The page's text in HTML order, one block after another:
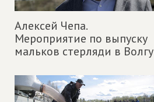
Алексей Чепа.
Мероприятие по выпуску
мальков стерляди в Волгу